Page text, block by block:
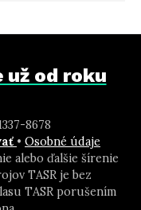
už od roku
8678
• Osobné údaje
alebo ďalšie šírenie
TASR je bez
TASR porušením